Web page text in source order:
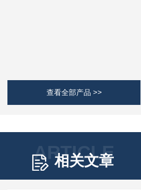
查看全部产品 >>
ARTICLE
相关文章